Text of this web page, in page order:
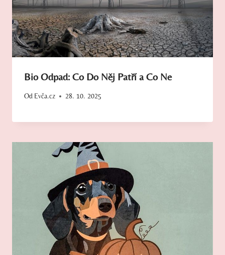
Bio Odpad: Co Do Něj Patří a Co Ne
Od Evča.cz 28. 10. 2025